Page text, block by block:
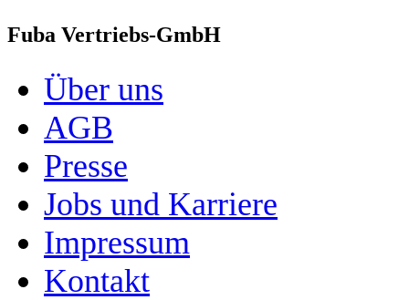
Fuba Vertriebs-GmbH
Über uns
AGB
Presse
Jobs und Karriere
Impressum
Kontakt